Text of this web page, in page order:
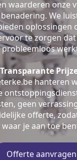
waarderen onze
We
oplossingen
te zorgen
probleemloos
Transparante
hanteren
geen
offerte,
waar je aan toe
Offerte aanvragen